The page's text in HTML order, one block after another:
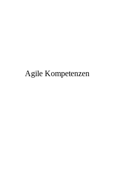
Agile Kompetenzen